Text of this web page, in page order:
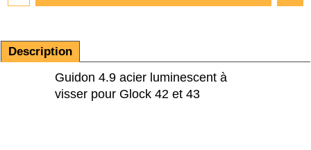
Description
Guidon 4.9 acier luminescent à
visser pour Glock 42 et 43